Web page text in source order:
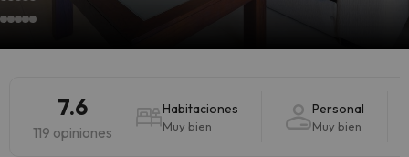
7.6
119 opiniones
Habitaciones
Muy bien
Personal
Muy bien